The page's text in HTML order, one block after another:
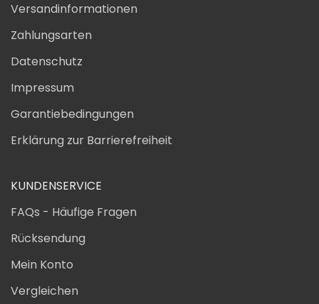
Versandinformationen
Zahlungsarten
Datenschutz
Impressum
Garantiebedingungen
Erklärung zur Barrierefreiheit
KUNDENSERVICE
FAQs - Häufige Fragen
Rücksendung
Mein Konto
Vergleichen